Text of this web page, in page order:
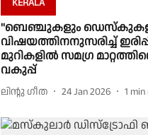
KERALA
''ബെഞ്ചുകളും ഡെസ്കുകളും
വിഷയത്തിനനുസരിച്ച്
മുറികളിൽ സമഗ്ര
വകുപ്പ്
ലിൻ്റു ഗീത 24 Jan 2026 1 min